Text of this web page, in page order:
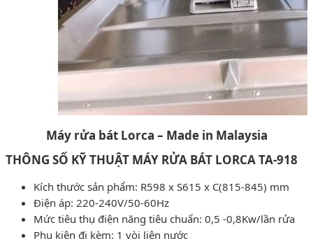
Máy rửa bát Lorca – Made in Malaysia
THÔNG SỐ KỸ THUẬT MÁY RỬA BÁT LORCA TA-918
Kích thước sản phẩm: R598 x S615 x C(815-845) mm
Điện áp: 220-240V/50-60Hz
Mức tiêu thụ điện năng tiêu chuẩn: 0,5 -0,8Kw/lần rửa
Phụ kiện đi kèm: 1 vòi liên nước